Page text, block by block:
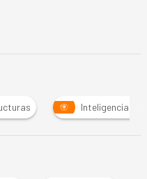
Inteligencia Artificial I